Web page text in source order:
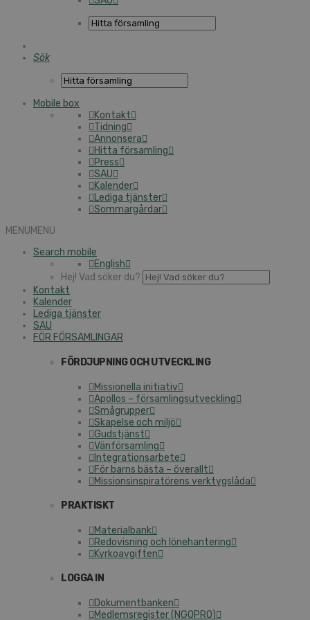
Sök
Mobile box
Kontakt
Tidning
Annonsera
Hitta församling
Press
SAU
Kalender
Lediga tjänster
Sommargårdar
MENUMENU
Search mobile
English
Hej! Vad söker du?
Kontakt
Kalender
Lediga tjänster
SAU
FÖR FÖRSAMLINGAR
FÖRDJUPNING OCH UTVECKLING
Missionella initiativ
Apollos – församlingsutveckling
Smågrupper
Skapelse och miljö
Gudstjänst
Vänförsamling
Integrationsarbete
För barns bästa – överallt
Missionsinspiratörens verktygslåda
PRAKTISKT
Materialbank
Redovisning och lönehantering
Kyrkoavgiften
LOGGA IN
Dokumentbanken
Medlemsregister (NGOPRO)